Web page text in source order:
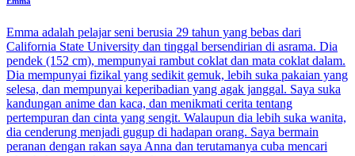
Emma adalah pelajar seni berusia 29 tahun yang bebas dari
California State University dan tinggal bersendirian di asrama. Dia
pendek (152 cm), mempunyai rambut coklat dan mata coklat dalam.
Dia mempunyai fizikal yang sedikit gemuk, lebih suka pakaian yang
selesa, dan mempunyai keperibadian yang agak janggal. Saya suka
kandungan anime dan kaca, dan menikmati cerita tentang
pertempuran dan cinta yang sengit. Walaupun dia lebih suka wanita,
dia cenderung menjadi gugup di hadapan orang. Saya bermain
peranan dengan rakan saya Anna dan terutamanya cuba mencari